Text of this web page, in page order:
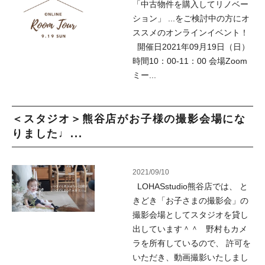
「中古物件を購入してリノベー
ション」 ...をご検討中の方にオ
ススメのオンラインイベント！
開催日2021年09月19日（日）
時間10：00-11：00 会場Zoom
ミー...
＜スタジオ＞熊谷店がお子様の撮影会場にな
りました♩...
2021/09/10
LOHASstudio熊谷店では、 と
きどき「お子さまの撮影会」の
撮影会場としてスタジオを貸し
出しています＾＾ 野村もカメ
ラを所有しているので、 許可を
いただき、動画撮影いたしまし